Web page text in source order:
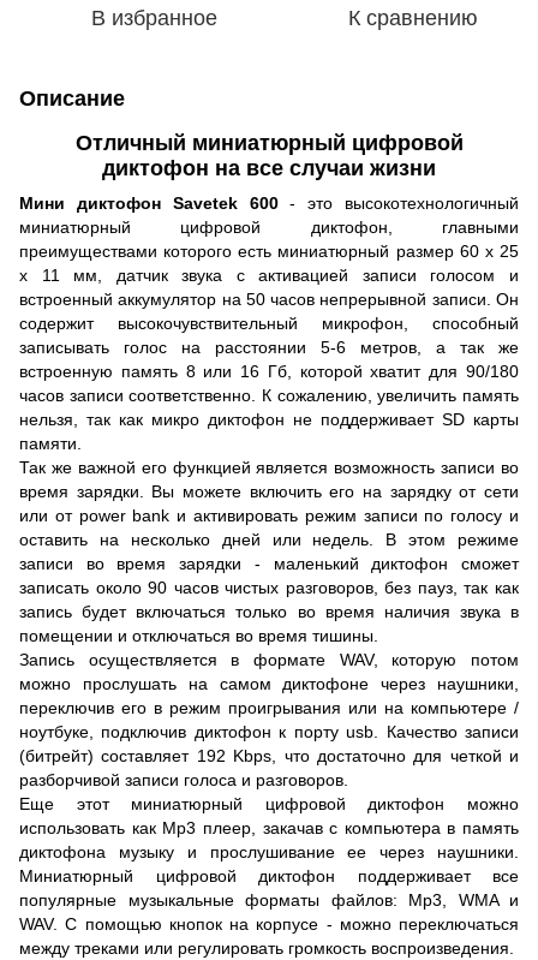
В избранное К сравнению
Описание
Отличный миниатюрный цифровой
диктофон на все случаи жизни
Мини диктофон Savetek 600- это высокотехнологичный
миниатюрный цифровой диктофон, главными
преимуществами которого есть миниатюрный размер 60 x 25
x 11 мм, датчик звука с активацией записи голосом и
встроенный аккумулятор на 50 часов непрерывной записи. Он
содержит высокочувствительный микрофон, способный
записывать голос на расстоянии 5-6 метров, а так же
встроенную память 8 или 16 Гб, которой хватит для 90/180
часов записи соответственно. К сожалению, увеличить память
нельзя, так как микро диктофон не поддерживает SD карты
памяти.
Так же важной его функцией является возможность записи во
время зарядки. Вы можете включить его на зарядку от сети
или от power bank и активировать режим записи по голосу и
оставить на несколько дней или недель. В этом режиме
записи во время зарядки - маленький диктофон сможет
записать около 90 часов чистых разговоров, без пауз, так как
запись будет включаться только во время наличия звука в
помещении и отключаться во время тишины.
Запись осуществляется в формате WAV, которую потом
можно прослушать на самом диктофоне через наушники,
переключив его в режим проигрывания или на компьютере /
ноутбуке, подключив диктофон к порту usb. Качество записи
(битрейт) составляет 192 Kbps, что достаточно для четкой и
разборчивой записи голоса и разговоров.
Еще этот миниатюрный цифровой диктофон можно
использовать как Mp3 плеер, закачав с компьютера в память
диктофона музыку и прослушивание ее через наушники.
Миниатюрный цифровой диктофон поддерживает все
популярные музыкальные форматы файлов: Mp3, WMA и
WAV. С помощью кнопок на корпусе - можно переключаться
между треками или регулировать громкость воспроизведения.